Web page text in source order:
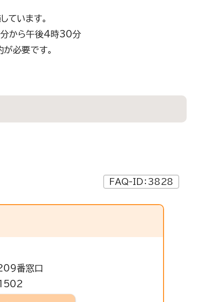
ています。
分から午後4時30分
必要です。
FAQ-ID：3828
番窓口